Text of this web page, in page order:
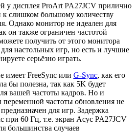
у дисплея ProArt PA27JCV прилично
к слишком большому количеству
Однако монитор не идеален для
он также ограничен частотой
получить от этого монитора
настольных игр, но есть и лучшие
серьёзно играть.
имеет FreeSync или G-Sync, как его
бы полезна, так как 5K будет
вашей частоты кадров. Но и
переменной частоты обновления не
для игр. Задержка
при 60 Гц, т.е. экран Асус PA27JCV
большинства случаев